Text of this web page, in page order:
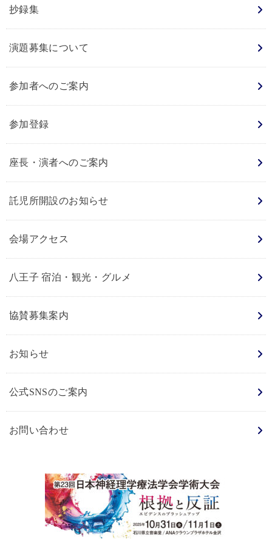
抄録集
演題募集について
参加者へのご案内
参加登録
座長・演者へのご案内
託児所開設のお知らせ
会場アクセス
八王子 宿泊・観光・グルメ
協賛募集案内
お知らせ
公式SNSのご案内
お問い合わせ